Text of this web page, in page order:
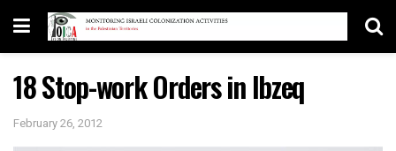
18 Stop-work Orders in Ibzeq
February 26, 2012